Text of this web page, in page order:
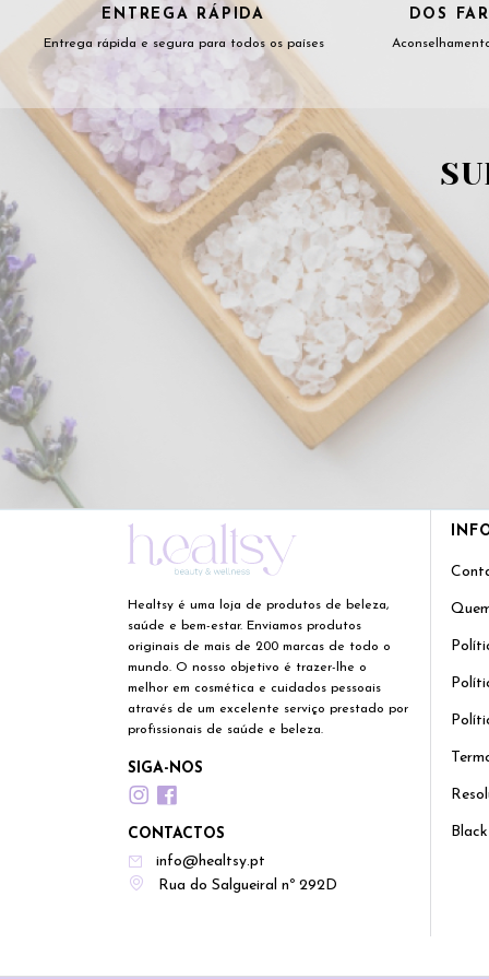
ENTREGA RÁPIDA
Entrega rápida e segura para todos os países
DOS
Healtsy é uma loja de produtos de beleza,
saúde e bem-estar. Enviamos produtos
originais de mais de 200 marcas de todo o
mundo. O nosso objetivo é trazer-lhe o
melhor em cosmética e cuidados pessoais
através de um excelente serviço prestado por
profissionais de saúde e beleza.
SIGA-NOS
CONTACTOS
info@healtsy.pt
Rua do Salgueiral nº 292D